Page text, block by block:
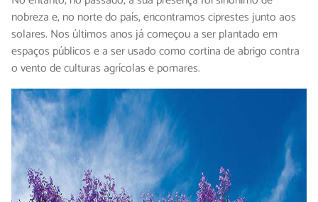
nobreza e, no norte do país, encontramos ciprestes junto aos
solares. Nos últimos anos já começou a ser plantado em
espaços públicos e a ser usado como cortina de abrigo contra
o vento de culturas agrícolas e pomares.